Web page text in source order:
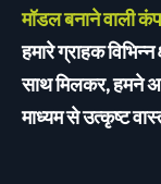
मॉडल बनाने वाली
हमारे ग्राहक
साथ मिलकर, हमने
माध्यम से उत्कृष्ट